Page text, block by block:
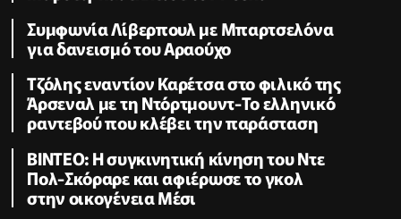
Συμφωνία Λίβερπουλ με Μπαρτσελόνα
για δανεισμό του Αραούχο
Τζόλης εναντίον Καρέτσα στο φιλικό της
Άρσεναλ με τη Ντόρτμουντ-Το ελληνικό
ραντεβού που κλέβει την παράσταση
ΒΙΝΤΕΟ: Η συγκινητική κίνηση του Ντε
Πολ-Σκόραρε και αφιέρωσε το γκολ
στην οικογένεια Μέσι